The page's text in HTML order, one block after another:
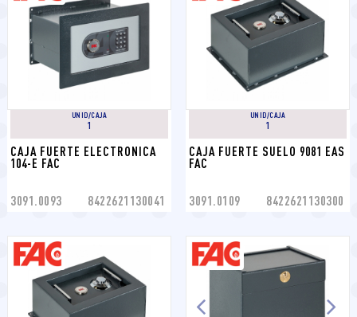
UNID/CAJA
1
CAJA FUERTE ELECTRONICA
104-E FAC
3091.0093 8422621130041
UNID/CAJA
1
CAJA FUERTE SUELO 9081 EAS
FAC
3091.0109 8422621130300